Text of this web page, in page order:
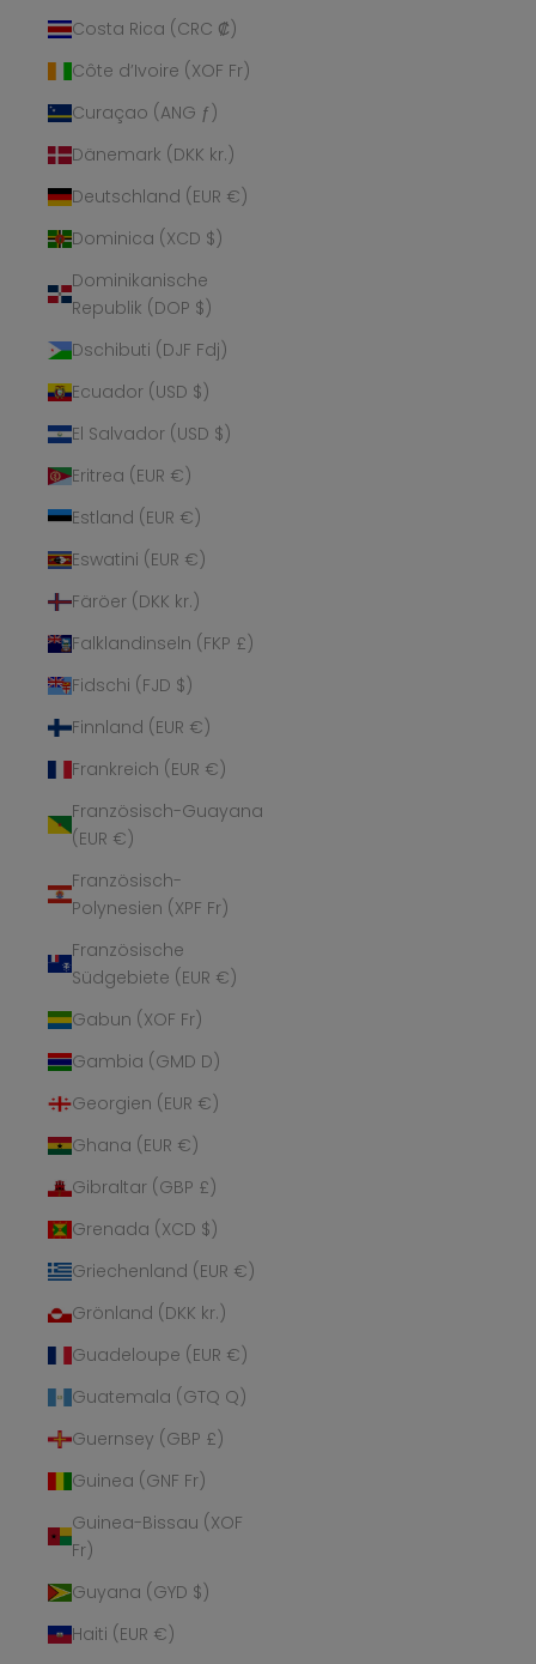
Costa Rica (CRC ₡)
Côte d’Ivoire (XOF Fr)
Curaçao (ANG ƒ)
Dänemark (DKK kr.)
Deutschland (EUR €)
Dominica (XCD $)
Dominikanische
Republik (DOP $)
Dschibuti (DJF Fdj)
Ecuador (USD $)
El Salvador (USD $)
Eritrea (EUR €)
Estland (EUR €)
Eswatini (EUR €)
Färöer (DKK kr.)
Falklandinseln (FKP £)
Fidschi (FJD $)
Finnland (EUR €)
Frankreich (EUR €)
Französisch-Guayana
(EUR €)
Französisch-
Polynesien (XPF Fr)
Französische
Südgebiete (EUR €)
Gabun (XOF Fr)
Gambia (GMD D)
Georgien (EUR €)
Ghana (EUR €)
Gibraltar (GBP £)
Grenada (XCD $)
Griechenland (EUR €)
Grönland (DKK kr.)
Guadeloupe (EUR €)
Guatemala (GTQ Q)
Guernsey (GBP £)
Guinea (GNF Fr)
Guinea-Bissau (XOF
Fr)
Guyana (GYD $)
Haiti (EUR €)